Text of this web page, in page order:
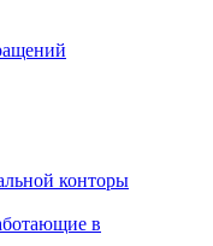
конторы
в